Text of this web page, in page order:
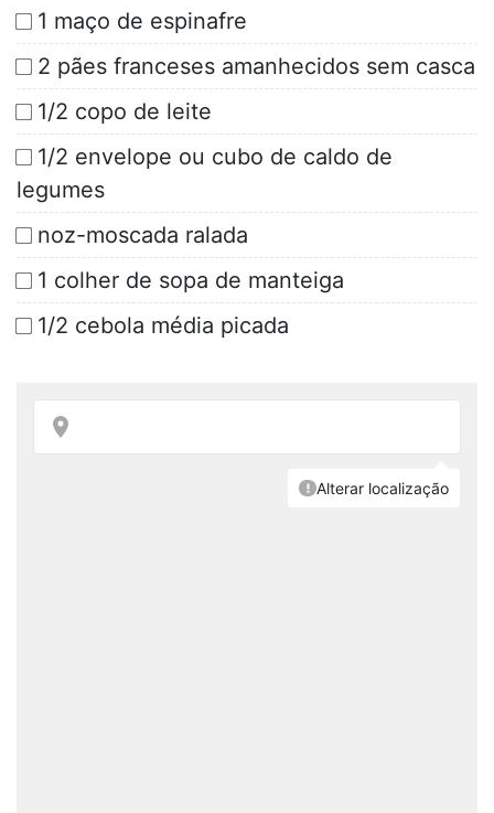
1 maço de espinafre
2 pães franceses amanhecidos sem casca
1/2 copo de leite
1/2 envelope ou cubo de caldo de
legumes
noz-moscada ralada
1 colher de sopa de manteiga
1/2 cebola média picada